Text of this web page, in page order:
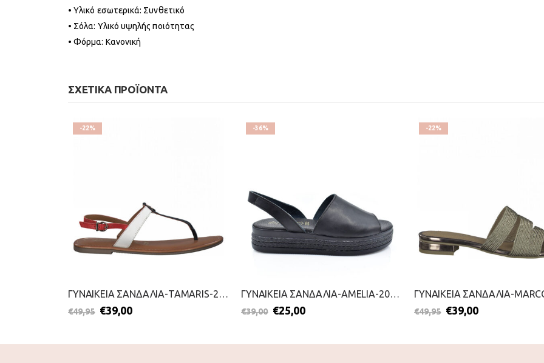
• Υλικό εσωτερικά: Συνθετικό
• Σόλα: Υλικό υψηλής ποιότητας
• Φόρμα: Κανονική
ΣΧΕΤΙΚΆ ΠΡΟΪΌΝΤΑ
-22%
ΓΥΝΑΙΚΕΙΑ ΣΑΝΔΑΛΙΑ-TAMARIS-2199-0087-ΜΠΛΕ
€49,95 €39,00
-36%
ΓΥΝΑΙΚΕΙΑ ΣΑΝΔΑΛΙΑ-AMELIA-2099-0270-ΜΑΥΡΟ
€39,00 €25,00
-22%
€49,95 €39,00